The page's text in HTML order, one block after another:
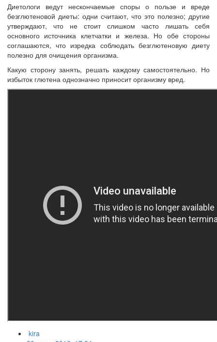
Диетологи ведут нескончаемые споры о пользе и вреде
безглютеновой диеты: одни считают, что это полезно; другие
утверждают, что не стоит слишком часто лишать себя
основного источника клетчатки и железа. Но обе стороны
соглашаются, что изредка соблюдать безглютеновую диету
полезно для очищения организма.
Какую сторону занять, решать каждому самостоятельно. Но
избыток глютена однозначно приносит организму вред.
kira